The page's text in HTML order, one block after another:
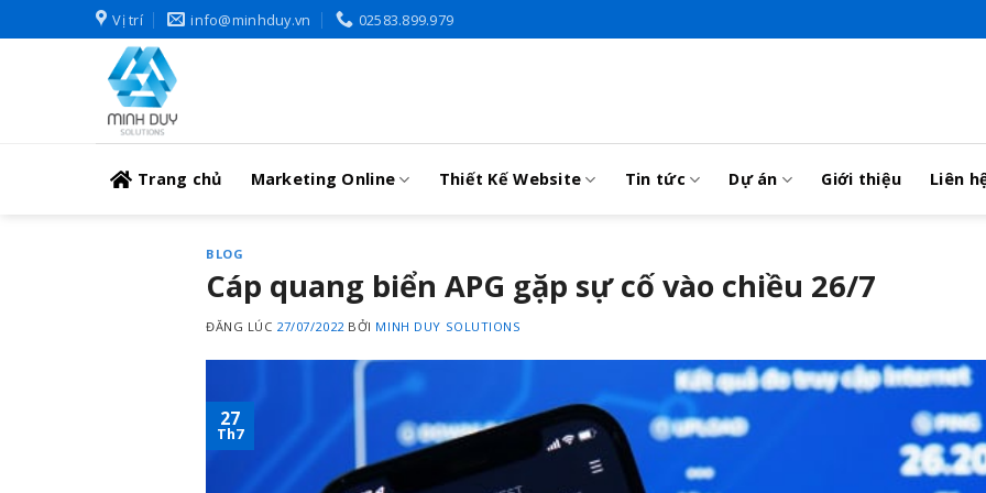
to
Vị trí info@minhduy.vn 02583.899.979
Trang chủ Marketing Online Thiết Kế Website Tin tức Dự án Giới thiệu Liên
BLOG
Cáp quang biển APG gặp sự cố vào chiều 26/7
ĐĂNG LÚC 27/07/2022 BỞI MINH DUY SOLUTIONS
27
Th7